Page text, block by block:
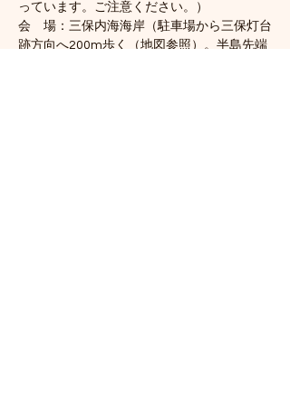
っています。ご注意ください。）
会　場：三保内海海岸（駐車場から三保灯台
跡方向へ200m歩く（地図参照）。半島先端